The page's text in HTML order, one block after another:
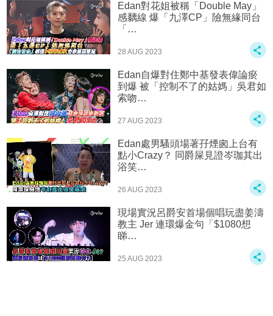
Edan對花姐被稱「Double May」
感黐線 爆「九澤CP」險無緣同台
「…
28 AUG 2023
Edan自爆對住鄭中基發表偉論瘀
到爆 被「控制不了的姑媽」吳君如
索吻…
27 AUG 2023
Edan處男騷頭場著孖煙囪上台有
點小Crazy？ 同爵屎見證岑珈其出
浴笑…
26 AUG 2023
現場實況呂爵安首場個唱玩盡姜濤‍️
教主 Jer 連環爆金句「$1080想
睇…
25 AUG 2023